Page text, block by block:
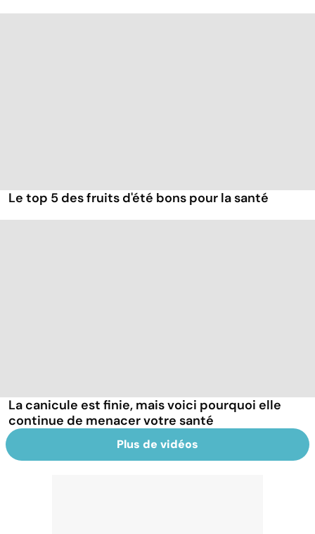
Le top 5 des fruits d'été bons pour la santé
La canicule est finie, mais voici pourquoi elle
continue de menacer votre santé
Plus de vidéos